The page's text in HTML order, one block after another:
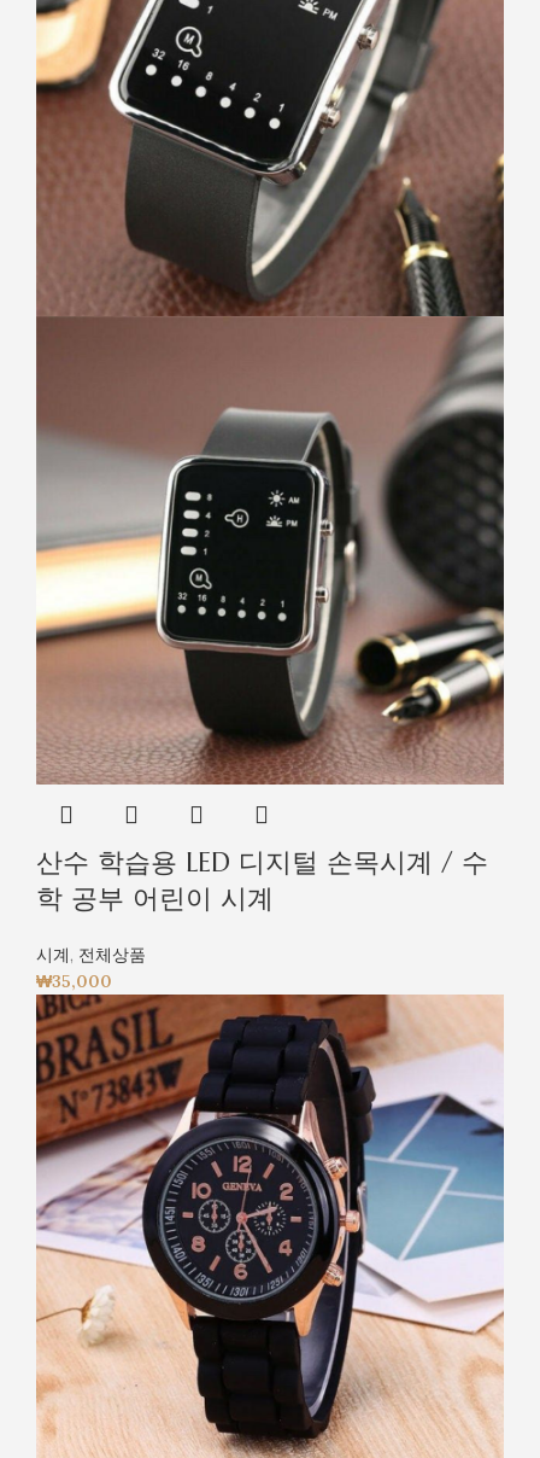
산수 학습용 LED 디지털 손목시계 / 수
학 공부 어린이 시계
시계, 전체상품
₩35,000